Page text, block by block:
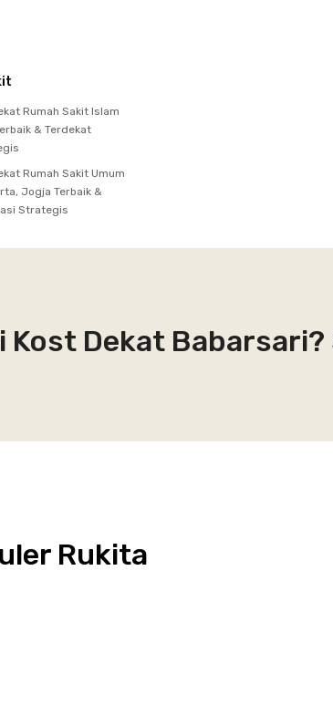
Rumah Sakit Islam
& Terdekat
Rumah Sakit Umum
Jogja Terbaik &
Strategis
Kost Dekat
Rukita